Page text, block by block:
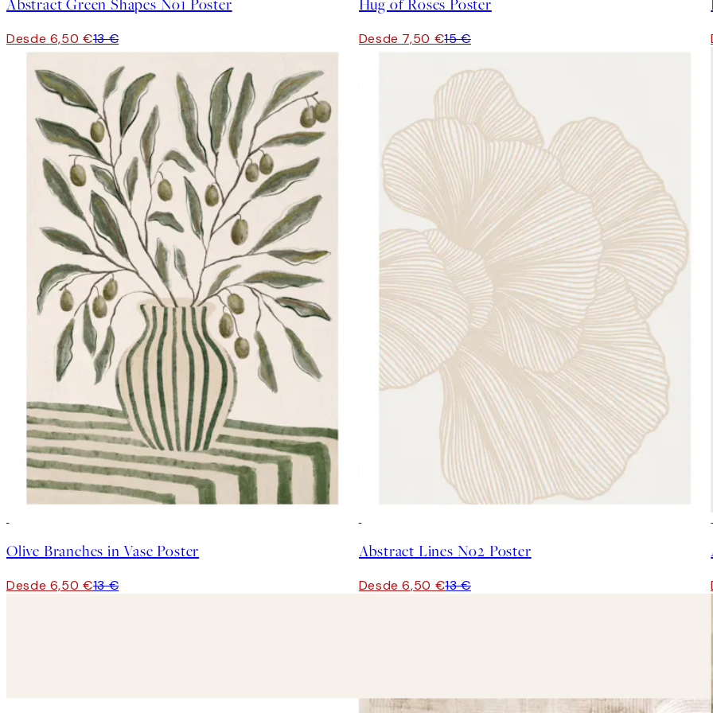
Abstract Green Shapes No1 Poster
Desde 6,50 €13 €
Hug of Roses Poster
Desde 7,50 €15 €
Olive Branches in Vase Poster
Desde 6,50 €13 €
Abstract Lines No2 Poster
Desde 6,50 €13 €